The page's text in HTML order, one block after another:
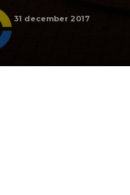
31 december 2017